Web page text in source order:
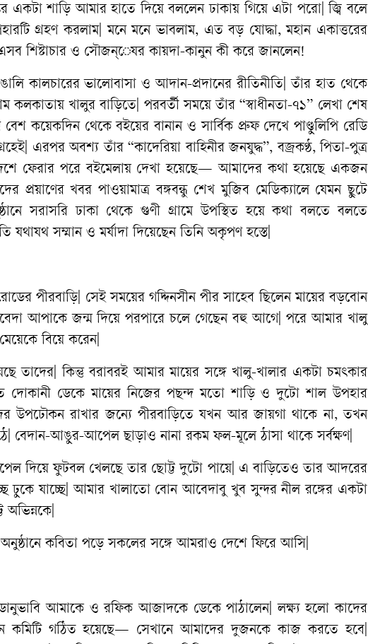
একটা শাড়ি আমার হাতে দিয়ে বললেন ঢাকায় গিয়ে এটা পরো| জ্বি বলে
গ্রহণ করলাম| মনে মনে ভাবলাম, এত বড় যোদ্ধা, মহান একাত্তরের
এসব শিষ্টাচার ও সৌজন্েযর কায়দা-কানুন কী করে জানলেন!
কালচারের ভালোবাসা ও আদান-প্রদানের রীতিনীতি| তাঁর হাত থেকে
কলকাতায় খালুর বাড়িতে| পরবর্তী সময়ে তাঁর “স্বাধীনতা-৭১” লেখা শেষ
কয়েকদিন থেকে বইয়ের বানান ও সার্বিক প্রুফ দেখে পাণ্ডুলিপি রেডি
এরপর অবশ্য তাঁর “কাদেরিয়া বাহিনীর জনযুদ্ধ”, বজ্রকণ্ঠ, পিতা-পুত্র
ফেরার পরে বইমেলায় দেখা হয়েছে— আমাদের কথা হয়েছে একজন
প্রয়াণের খবর পাওয়ামাত্র বঙ্গবন্ধু শেখ মুজিব মেডিক্যালে যেমন ছুটে
সরাসরি ঢাকা থেকে গুণী গ্রামে উপস্থিত হয়ে কথা বলতে বলতে
যথাযথ সম্মান ও মর্যাদা দিয়েছেন তিনি অকৃপণ হস্তে|
পীরবাড়ি| সেই সময়ের গদ্দিনসীন পীর সাহেব ছিলেন মায়ের বড়বোন
আপাকে জন্ম দিয়ে পরপারে চলে গেছেন বহু আগে| পরে আমার খালু
বিয়ে করেন|
তাদের| কিন্তু বরাবরই আমার মায়ের সঙ্গে খালু-খালার একটা চমৎকার
দোকানী ডেকে মায়ের নিজের পছন্দ মতো শাড়ি ও দুটো শাল উপহার
উপঢৌকন রাখার জন্যে পীরবাড়িতে যখন আর জায়গা থাকে না, তখন
বেদান-আঙুর-আপেল ছাড়াও নানা রকম ফল-মূলে ঠাসা থাকে সর্বক্ষণ|
দিয়ে ফুটবল খেলছে তার ছোট্ট দুটো পায়ে| এ বাড়িতেও তার আদরের
ঢুকে যাচ্ছে| আমার খালাতো বোন আবেদাবু খুব সুন্দর নীল রঙ্গের একটা
অভিন্নকে|
কবিতা পড়ে সকলের সঙ্গে আমরাও দেশে ফিরে আসি|
আমাকে ও রফিক আজাদকে ডেকে পাঠালেন| লক্ষ্য হলো কাদের
কমিটি গঠিত হয়েছে— সেখানে আমাদের দুজনকে কাজ করতে হবে|